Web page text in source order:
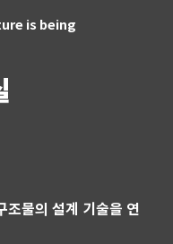
is being
조물의 설계 기술을 연